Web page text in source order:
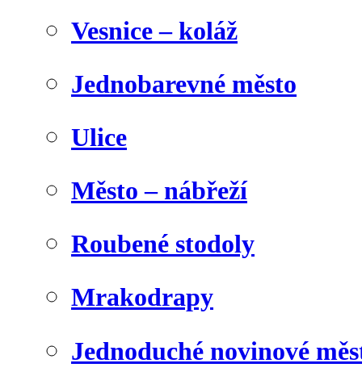
Vesnice – koláž
Jednobarevné město
Ulice
Město – nábřeží
Roubené stodoly
Mrakodrapy
Jednoduché novinové